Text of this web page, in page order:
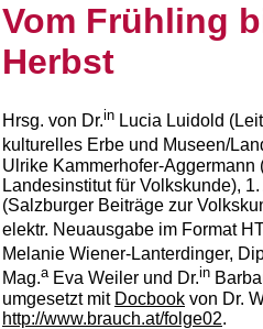
Vom Frühling
Herbst
Hrsg. von Dr.in Lucia Luidold
kulturelles Erbe und Museen/
Ulrike Kammerhofer-
Landesinstitut für Volkskunde),
(Salzburger Beiträge zur
elektr. Neuausgabe im Format
Melanie Wiener-Lanterdinger,
Mag.aEva Weiler und Dr.in
umgesetzt mit Docbook von Dr.
http://www.brauch.at/folge02.